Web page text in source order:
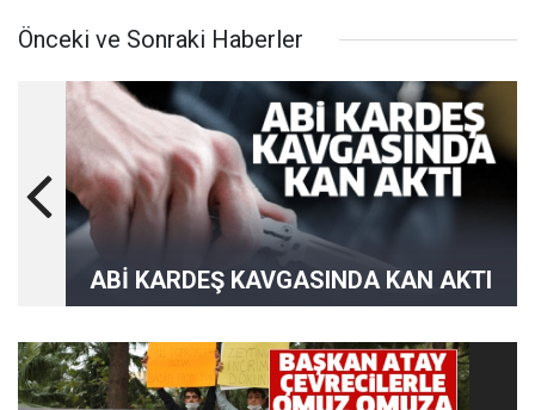
Önceki ve Sonraki Haberler
ABİ KARDEŞ KAVGASINDA KAN AKTI